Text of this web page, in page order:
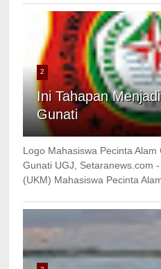
2
Ini Tahapan
Gunati
Logo Mahasiswa Pecinta
Gunati UGJ, Setaranews.com
(UKM) Mahasiswa Pecinta Alam